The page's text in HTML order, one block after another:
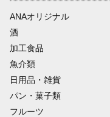
ANAオリジナル
酒
加工食品
魚介類
日用品・雑貨
パン・菓子類
フルーツ